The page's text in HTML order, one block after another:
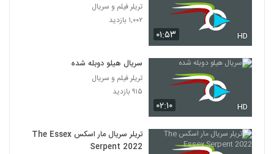
۰۱:۵۳ HD
تریلر فیلم و سریال
۱,۰۰۲ بازدید
۰۲:۱۰ HD
سریال هیلو دوبله شده
تریلر فیلم و سریال
۹۱۵ بازدید
تریلر سریال مار اسکس The Essex
Serpent 2022